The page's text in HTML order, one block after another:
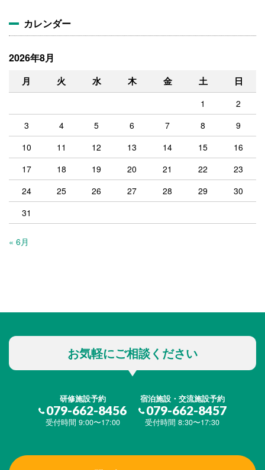
カレンダー
2026年8月
月 火 水 木 金 土 日
1
2
3
4 5 6 7 8
9
10
11 12 13 14 15
16
17
18 19 20 21 22
23
24
25 26 27 28 29
30
31
« 6月
お気軽にご相談ください
研修施設予約
079-662-8456
受付時間 9:00〜17:00
宿泊施設・交流施設予約
079-662-8457
受付時間 8:30〜17:30